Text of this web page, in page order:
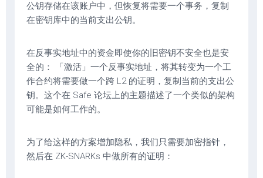
公钥存储在该账户中，但恢复将需要一个事务，复制
在密钥库中的当前支出公钥。
在反事实地址中的资金即使你的旧密钥不安全也是安
全的： 「激活」一个反事实地址，将其转变为一个工
作合约将需要做一个跨 L2 的证明，复制当前的支出公
钥。这个在 Safe 论坛上的主题描述了一个类似的架构
可能是如何工作的。
为了给这样的方案增加隐私，我们只需要加密指针，
然后在 ZK-SNARKs 中做所有的证明：